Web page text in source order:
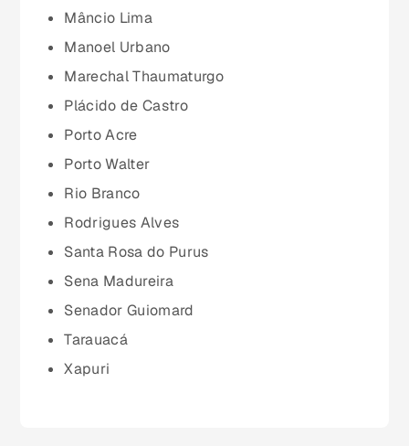
Paraíba (PB)
Paraná (PR)
Mâncio Lima
Manoel Urbano
Marechal Thaumaturgo
Plácido de Castro
Porto Acre
Porto Walter
Rio Branco
Rodrigues Alves
Santa Rosa do Purus
Sena Madureira
Senador Guiomard
Tarauacá
Xapuri